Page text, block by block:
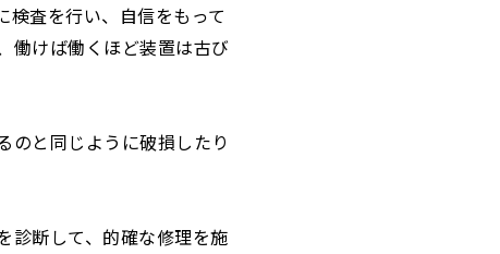
検査を行い、自信をもって
働けば働くほど装置は古び
のと同じように破損したり
診断して、的確な修理を施